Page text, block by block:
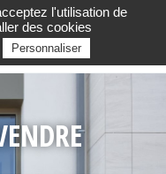
l'utilisation de
des cookies
Personnaliser